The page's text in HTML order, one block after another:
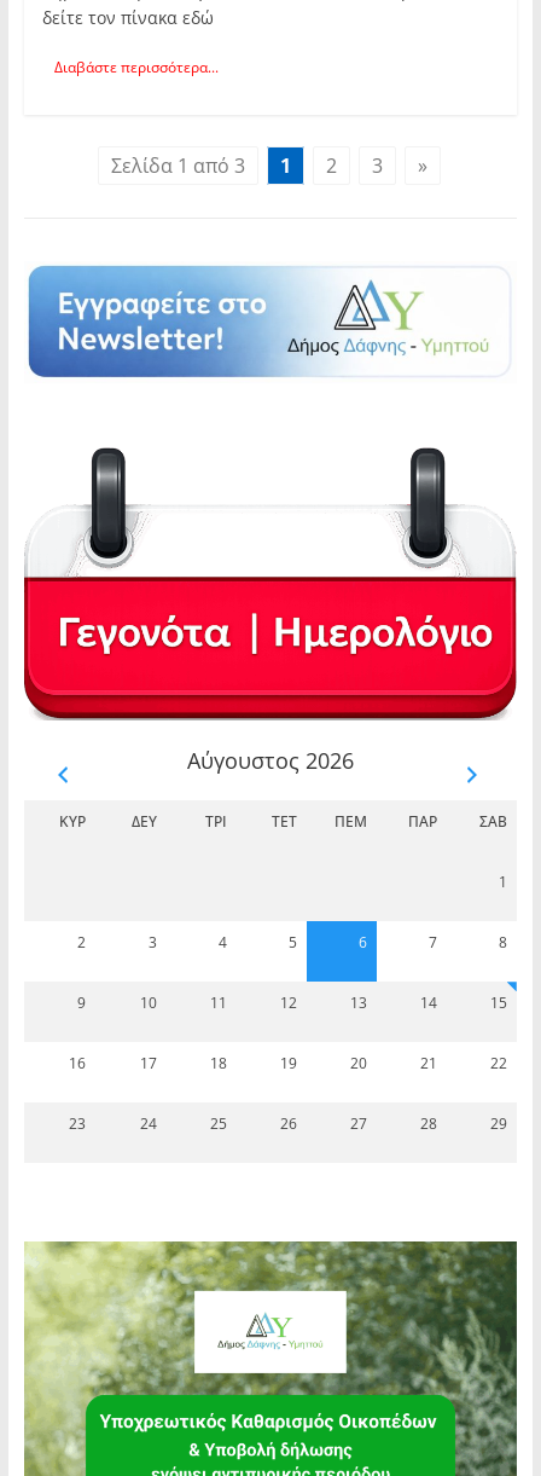
δείτε τον πίνακα εδώ
Διαβάστε περισσότερα...
Σελίδα 1 από 3 1 2 3 »
Αύγουστος 2026
ΚΥΡ ΔΕΥ ΤΡΊ ΤΕΤ ΠΈΜ ΠΑΡ ΣΆΒ
1
2 3 4 5 6 7 8
9 10 11 12 13 14 15
16 17 18 19 20 21 22
23 24 25 26 27 28 29